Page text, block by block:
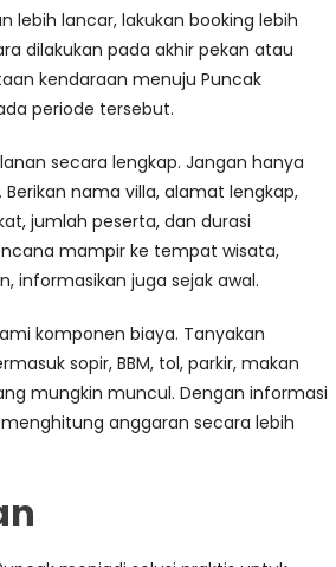
lebih lancar, lakukan booking lebih
dilakukan pada akhir pekan atau
kendaraan menuju Puncak
periode tersebut.
secara lengkap. Jangan hanya
Berikan nama villa, alamat lengkap,
jumlah peserta, dan durasi
mampir ke tempat wisata,
informasikan juga sejak awal.
komponen biaya. Tanyakan
sopir, BBM, tol, parkir, makan
mungkin muncul. Dengan informasi
anggaran secara lebih